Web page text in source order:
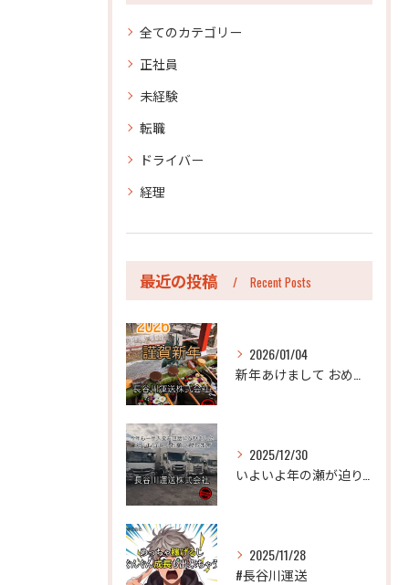
全てのカテゴリー
正社員
未経験
転職
ドライバー
経理
最近の投稿 Recent Posts
2026/01/04
2025/12/30
2025/11/28
#長谷川運送